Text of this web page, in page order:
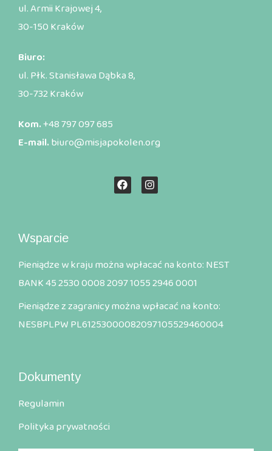
ul. Armii Krajowej 4,
30-150 Kraków
Biuro:
ul. Płk. Stanisława Dąbka 8,
30-732 Kraków
Kom.+48 797 097 685
E-mail.biuro@misjapokolen.org
Wsparcie
Pieniądze w kraju można wpłacać na konto: NEST
BANK 45 2530 0008 2097 1055 2946 0001
Pieniądze z zagranicy można wpłacać na konto:
NESBPLPW PL61253000082097105529460004
Dokumenty
Regulamin
Polityka prywatności